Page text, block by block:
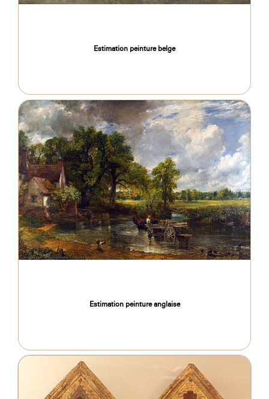
Estimation peinture belge
Estimation peinture anglaise